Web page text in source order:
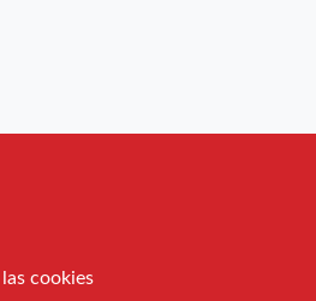
cookies